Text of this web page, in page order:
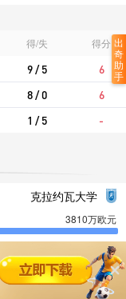
得/失
得分
9 / 5 6
8 / 0 6
1 / 5 -
克拉约瓦大学
出
奇
助
手